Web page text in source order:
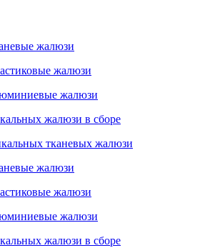
жалюзи
жалюзи
жалюзи
жалюзи в сборе
тканевых жалюзи
жалюзи
жалюзи
жалюзи
жалюзи в сборе